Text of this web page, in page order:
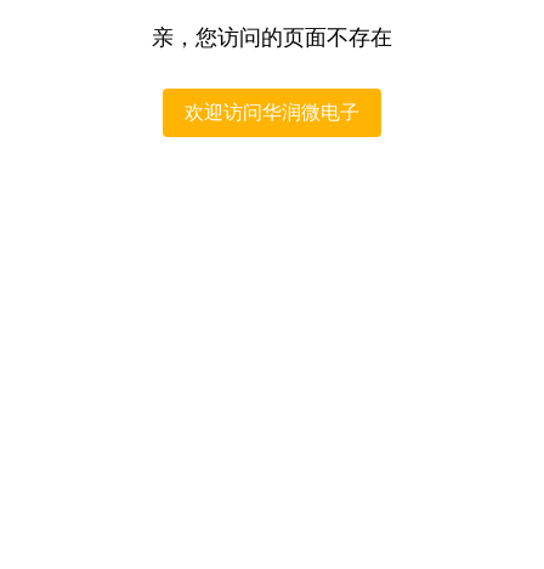
亲，您访问的页面不存在
欢迎访问华润微电子